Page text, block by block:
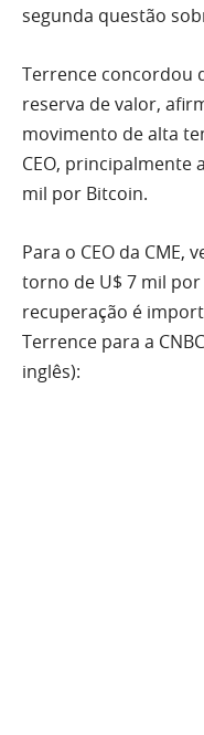
segunda questão
Terrence concordou
reserva de valor,
movimento de alta
CEO, principalmente
mil por Bitcoin.
Para o CEO da CME,
torno de U$ 7 mil
recuperação é
Terrence para a
inglês):